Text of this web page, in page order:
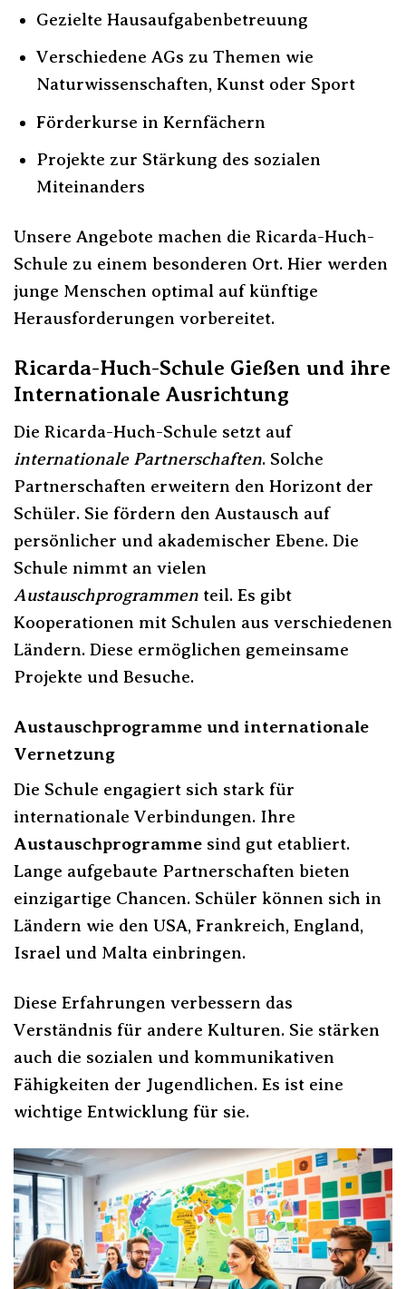
Gezielte Hausaufgabenbetreuung
Verschiedene AGs zu Themen wie
Naturwissenschaften, Kunst oder Sport
Förderkurse in Kernfächern
Projekte zur Stärkung des sozialen
Miteinanders
Unsere Angebote machen die Ricarda-Huch-
Schule zu einem besonderen Ort. Hier werden
junge Menschen optimal auf künftige
Herausforderungen vorbereitet.
Ricarda-Huch-Schule Gießen und ihre
Internationale Ausrichtung
Die Ricarda-Huch-Schule setzt auf
internationale Partnerschaften. Solche
Partnerschaften erweitern den Horizont der
Schüler. Sie fördern den Austausch auf
persönlicher und akademischer Ebene. Die
Schule nimmt an vielen
Austauschprogrammen teil. Es gibt
Kooperationen mit Schulen aus verschiedenen
Ländern. Diese ermöglichen gemeinsame
Projekte und Besuche.
Austauschprogramme und internationale
Vernetzung
Die Schule engagiert sich stark für
internationale Verbindungen. Ihre
Austauschprogramme sind gut etabliert.
Lange aufgebaute Partnerschaften bieten
einzigartige Chancen. Schüler können sich in
Ländern wie den USA, Frankreich, England,
Israel und Malta einbringen.
Diese Erfahrungen verbessern das
Verständnis für andere Kulturen. Sie stärken
auch die sozialen und kommunikativen
Fähigkeiten der Jugendlichen. Es ist eine
wichtige Entwicklung für sie.